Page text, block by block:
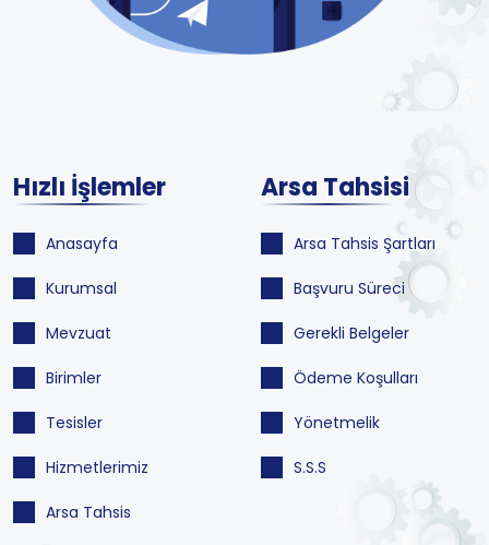
Hızlı İşlemler
Anasayfa
Kurumsal
Mevzuat
Birimler
Tesisler
Hizmetlerimiz
Arsa Tahsis
Arsa Tahsisi
Arsa Tahsis Şartları
Başvuru Süreci
Gerekli Belgeler
Ödeme Koşulları
Yönetmelik
S.S.S